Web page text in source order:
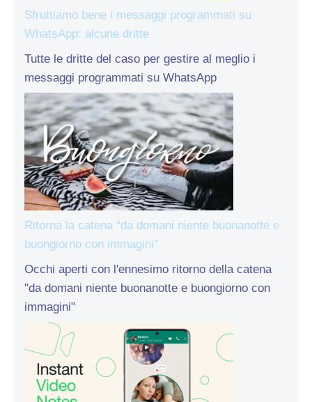
Sfruttiamo bene i messaggi programmati su
WhatsApp: alcune dritte
Tutte le dritte del caso per gestire al meglio i
messaggi programmati su WhatsApp
Ritorna la catena “da domani niente buonanotte e
buongiorno con immagini”
Occhi aperti con l'ennesimo ritorno della catena
"da domani niente buonanotte e buongiorno con
immagini"